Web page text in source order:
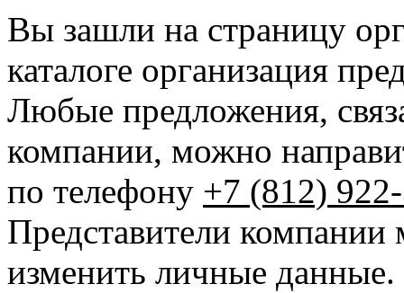
Вы зашли на страницу
каталоге организация
Любые предложения,
компании, можно
по телефону +7 (812)
Представители
изменить личные данные.